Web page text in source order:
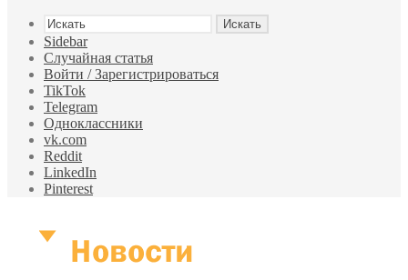
Искать
Sidebar
Случайная статья
Войти / Зарегистрироваться
TikTok
Telegram
Одноклассники
vk.com
Reddit
LinkedIn
Pinterest